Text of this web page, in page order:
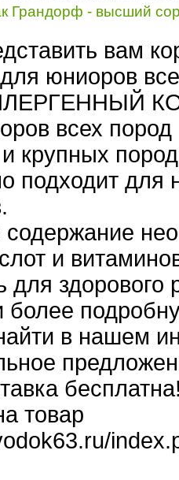
Грандорф - высший
вам
юниоров
всех
крупных
подходит для
и
для здорового
более
в нашем
товар